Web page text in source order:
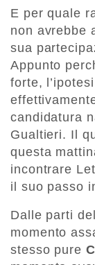
E per quale
non avrebbe
sua
Appunto
forte,
candidatura
Gualtieri. Il
questa
incontrare
il suo passo
Dalle parti
momento
stesso pure